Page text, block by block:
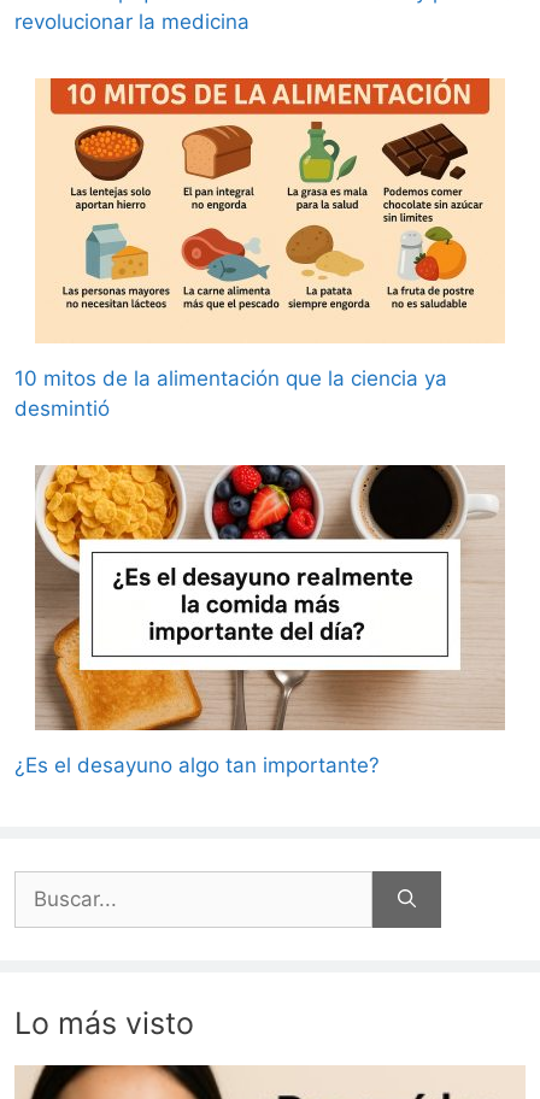
revolucionar la medicina
10 mitos de la alimentación que la ciencia ya
desmintió
¿Es el desayuno algo tan importante?
Lo más visto